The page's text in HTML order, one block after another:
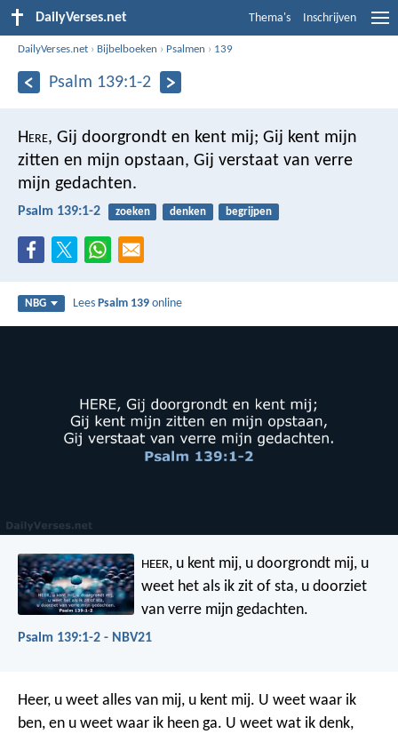
DailyVerses.net Thema's Inschrijven
DailyVerses.net › Bijbelboeken › Psalmen › 139
Psalm 139:1-2
Here, Gij doorgrondt en kent mij; Gij kent mijn
zitten en mijn opstaan, Gij verstaat van verre
mijn gedachten.
Psalm 139:1-2 zoeken denken begrijpen
NBG LeesPsalm 139 online
HEER, u kent mij, u doorgrondt mij, u
weet het als ik zit of sta, u doorziet
van verre mijn gedachten.
Psalm 139:1-2 - NBV21
Heer, u weet alles van mij, u kent mij. U weet waar ik
ben, en u weet waar ik heen ga. U weet wat ik denk,